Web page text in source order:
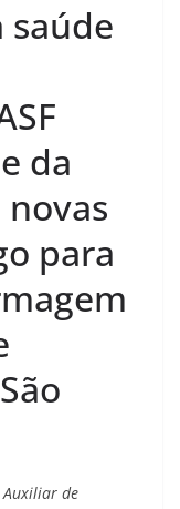
saúde
da
para
Auxiliar de